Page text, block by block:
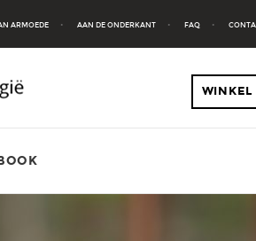
ARMOEDE AAN DE ONDERKANT FAQ